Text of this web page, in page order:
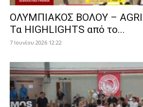
ΟΛΥΜΠΙΑΚΟΣ ΒΟΛΟΥ –
Τα HIGHLIGHTS από το...
7 Ιουνίου 2026 12:22